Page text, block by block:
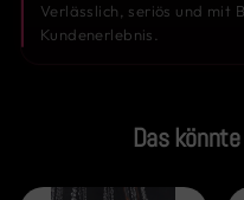
Verlässlich, seriös und mit
Kundenerlebnis.
Das